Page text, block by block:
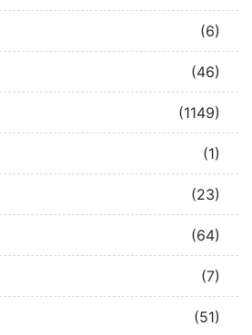
(6)
(46)
(1149)
(1)
(23)
(64)
(7)
(51)